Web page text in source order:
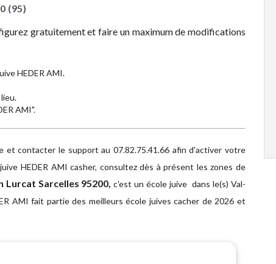
(95)
gratuitement et faire un maximum de modifications
HEDER AMI.
AMI".
contacter le support au 07.82.75.41.66 afin d'activer votre
HEDER AMI casher, consultez dès à présent les zones de
Lurcat Sarcelles 95200, c'est un école juive dans le(s) Val-
AMI fait partie des meilleurs école juives cacher de 2026 et